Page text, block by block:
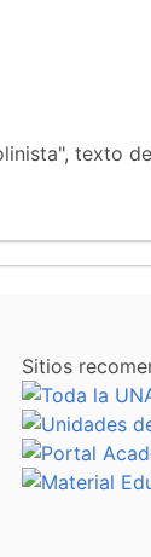
texto
Sitios